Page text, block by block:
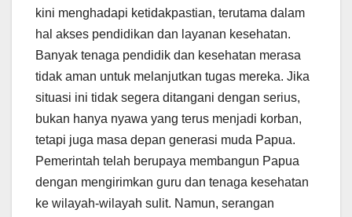
kini menghadapi ketidakpastian, terutama dalam
hal akses pendidikan dan layanan kesehatan.
Banyak tenaga pendidik dan kesehatan merasa
tidak aman untuk melanjutkan tugas mereka. Jika
situasi ini tidak segera ditangani dengan serius,
bukan hanya nyawa yang terus menjadi korban,
tetapi juga masa depan generasi muda Papua.
Pemerintah telah berupaya membangun Papua
dengan mengirimkan guru dan tenaga kesehatan
ke wilayah-wilayah sulit. Namun, serangan